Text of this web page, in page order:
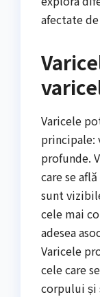
afectate
Varicele
principale:
profunde.
care se
sunt
cele mai
adesea
Varicele
cele care
corpului și